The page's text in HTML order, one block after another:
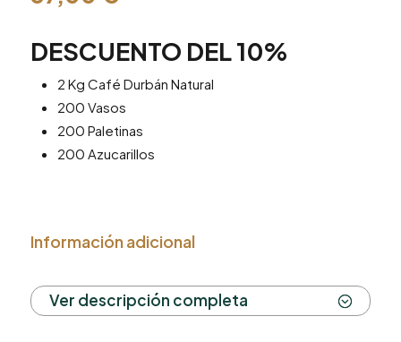
DESCUENTO DEL 10%
2 Kg Café Durbán Natural
200 Vasos
200 Paletinas
200 Azucarillos
Información adicional
Ver descripción completa